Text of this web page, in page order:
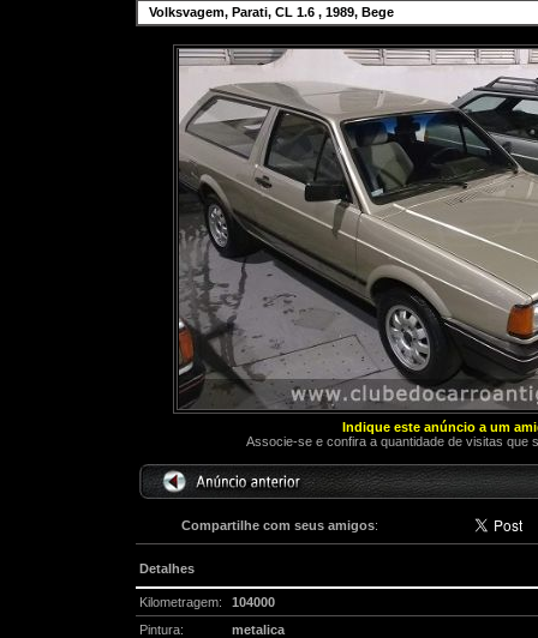
Volksvagem, Parati, CL 1.6 , 1989, Bege
Indique este anúncio a um
Associe-se e confira a quantidade de visitas que
Compartilhe com seus amigos:
Detalhes
Kilometragem:
104000
Pintura:
metalica